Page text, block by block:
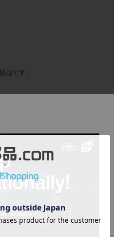
品です。
さい。
ことを確認しています。サーボ
正確に位置決め運転ができるこ
とを確認しています。